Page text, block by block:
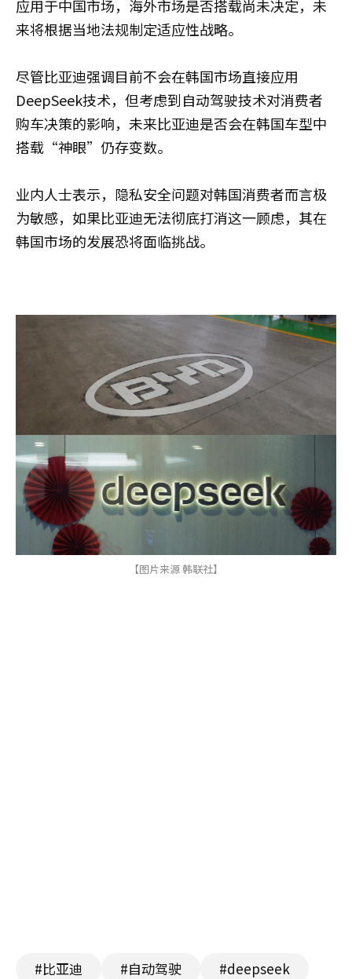
应用于中国市场，海外市场是否搭载尚未决定，未
来将根据当地法规制定适应性战略。
尽管比亚迪强调目前不会在韩国市场直接应用
DeepSeek技术，但考虑到自动驾驶技术对消费者
购车决策的影响，未来比亚迪是否会在韩国车型中
搭载“神眼”仍存变数。
业内人士表示，隐私安全问题对韩国消费者而言极
为敏感，如果比亚迪无法彻底打消这一顾虑，其在
韩国市场的发展恐将面临挑战。
【图片来源 韩联社】
#比亚迪 #自动驾驶 #deepseek